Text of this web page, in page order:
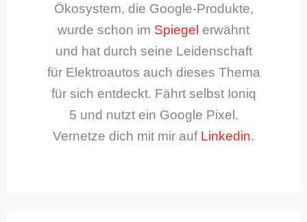
Ökosystem, die Google-Produkte,
wurde schon im Spiegel erwähnt
und hat durch seine Leidenschaft
für Elektroautos auch dieses Thema
für sich entdeckt. Fährt selbst Ioniq
5 und nutzt ein Google Pixel.
Vernetze dich mit mir auf Linkedin.